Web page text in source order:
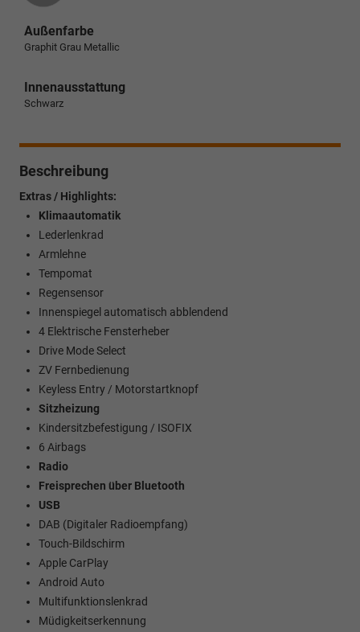
Außenfarbe
Graphit Grau Metallic
Innenausstattung
Schwarz
Beschreibung
Extras / Highlights:
Klimaautomatik
Lederlenkrad
Armlehne
Tempomat
Regensensor
Innenspiegel automatisch abblendend
4 Elektrische Fensterheber
Drive Mode Select
ZV Fernbedienung
Keyless Entry / Motorstartknopf
Sitzheizung
Kindersitzbefestigung / ISOFIX
6 Airbags
Radio
Freisprechen über Bluetooth
USB
DAB (Digitaler Radioempfang)
Touch-Bildschirm
Apple CarPlay
Android Auto
Multifunktionslenkrad
Müdigkeitserkennung